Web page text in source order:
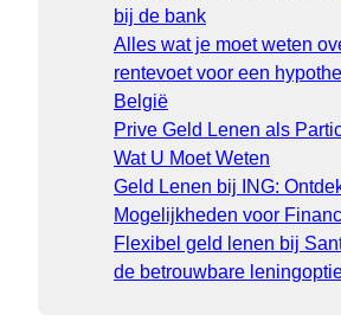
bij de bank
Alles wat je moet weten
rentevoet voor een
België
Prive Geld Lenen als
Wat U Moet Weten
Geld Lenen bij ING:
Mogelijkheden voor
Flexibel geld lenen bij
de betrouwbare